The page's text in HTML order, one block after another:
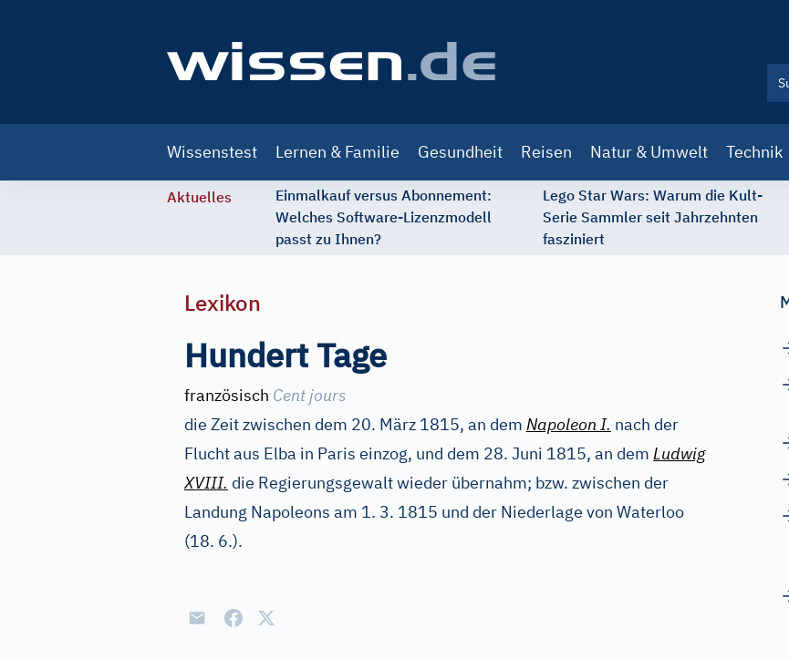
navigation
Wissenstest Lernen & Familie Gesundheit Reisen Natur & Umwelt Technik
Aktuelles
Einmalkauf versus Abonnement:
Welches Software-Lizenzmodell
passt zu Ihnen?
Lego Star Wars: Warum die Kult-
Serie Sammler seit Jahrzehnten
fasziniert
Lexikon
Hundert Tage
französisch Cent jours
die Zeit zwischen dem 20. März 1815, an dem Napoleon I. nach der
Flucht aus Elba in Paris einzog, und dem 28. Juni 1815, an dem Ludwig
XVIII. die Regierungsgewalt wieder übernahm; bzw. zwischen der
Landung Napoleons am 1. 3. 1815 und der Niederlage von Waterloo
(18. 6.).